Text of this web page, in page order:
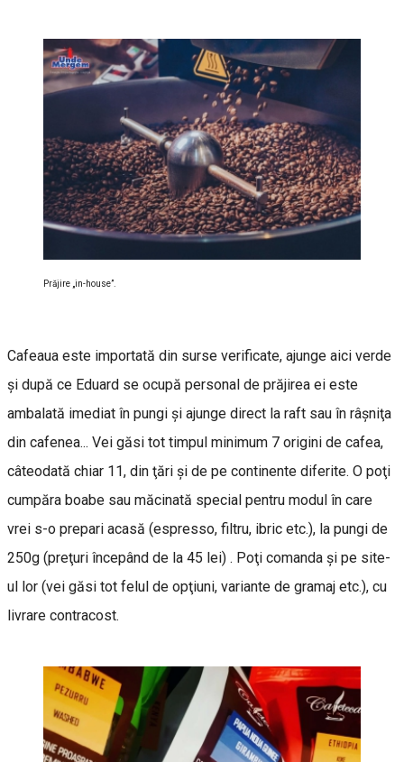
Prăjire „in-house”.
Cafeaua este importată din surse verificate, ajunge aici verde
şi după ce Eduard se ocupă personal de prăjirea ei este
ambalată imediat în pungi şi ajunge direct la raft sau în râşniţa
din cafenea... Vei găsi tot timpul minimum 7 origini de cafea,
câteodată chiar 11, din ţări şi de pe continente diferite. O poţi
cumpăra boabe sau măcinată special pentru modul în care
vrei s-o prepari acasă (espresso, filtru, ibric etc.), la pungi de
250g (preţuri începând de la 45 lei) . Poţi comanda şi pe site-
ul lor (vei găsi tot felul de opţiuni, variante de gramaj etc.), cu
livrare contracost.